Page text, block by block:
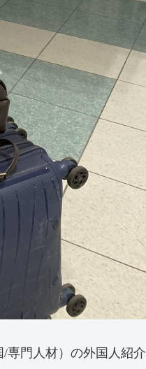
専門人材）の外国人紹介